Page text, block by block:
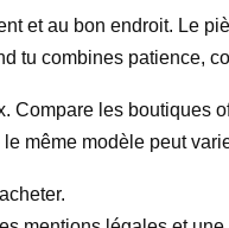
et au bon endroit. Le
tu combines patience,
Compare les
même modèle peut